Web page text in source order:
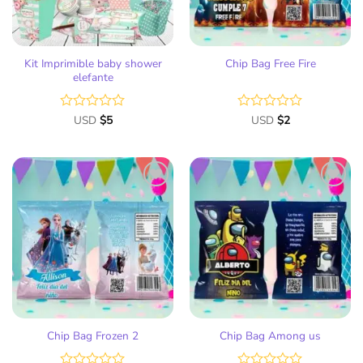
Kit Imprimible baby shower
elefante
Valorado
de
USD $5
Chip Bag Free Fire
Valorado
de
USD $2
Añadir
a la
lista
de
deseos
Chip Bag Frozen 2
Añadir
a la
lista
de
deseos
Chip Bag Among us